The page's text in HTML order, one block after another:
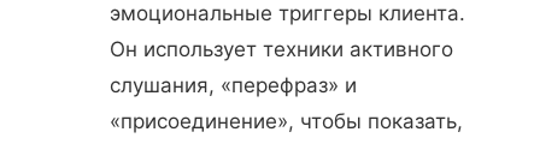
эмоциональные триггеры клиента.
Он использует техники активного
слушания, «перефраз» и
«присоединение», чтобы показать,